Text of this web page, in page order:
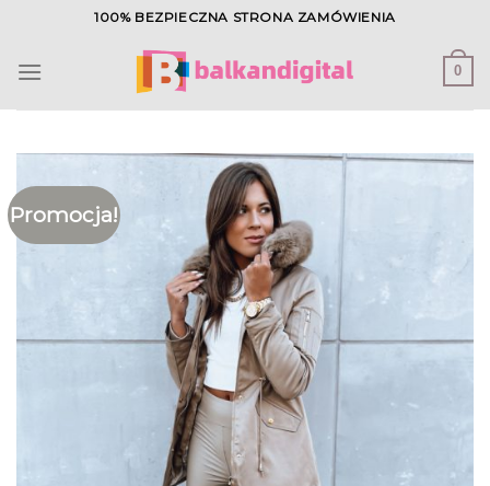
content
100% BEZPIECZNA STRONA ZAMÓWIENIA
0
Promocja!